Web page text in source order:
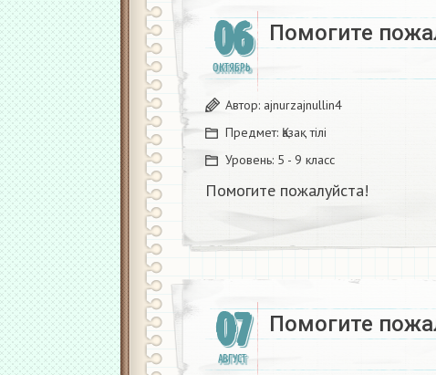
06
ОКТЯБРЬ
Помогите
Автор: ajnurzajnullin4
Предмет: Қазақ тiлi
Уровень: 5 - 9 класс
Помогите пожалуйста!
07
АВГУСТ
Помогите